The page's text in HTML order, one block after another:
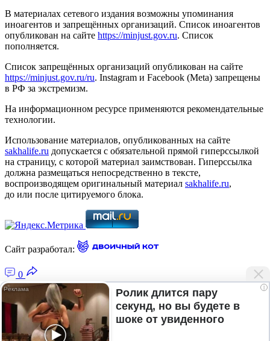
В материалах сетевого издания возможны упоминания
иноагентов и запрещённых организаций. Список иноагентов
опубликован на сайте https://minjust.gov.ru. Список
пополняется.
Список запрещённых организаций опубликован на сайте
https://minjust.gov.ru/ru. Instagram и Facebook (Metа) запрещены
в РФ за экстремизм.
На информационном ресурсе применяются рекомендательные
технологии.
Использование материалов, опубликованных на сайте
sakhalife.ru допускается с обязательной прямой гиперссылкой
на страницу, с которой материал заимствован. Гиперссылка
должна размещаться непосредственно в тексте,
воспроизводящем оригинальный материал sakhalife.ru,
до или после цитируемого блока.
Сайт разработал:
0
Главная — Новости Якутии и мира
Лента новостей
Рубрики
i
Ролик длится пару
секунд, но вы будете в
шоке от увиденного